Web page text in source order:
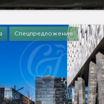
Спецпредложение